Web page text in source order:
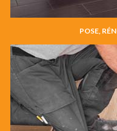
POSE,